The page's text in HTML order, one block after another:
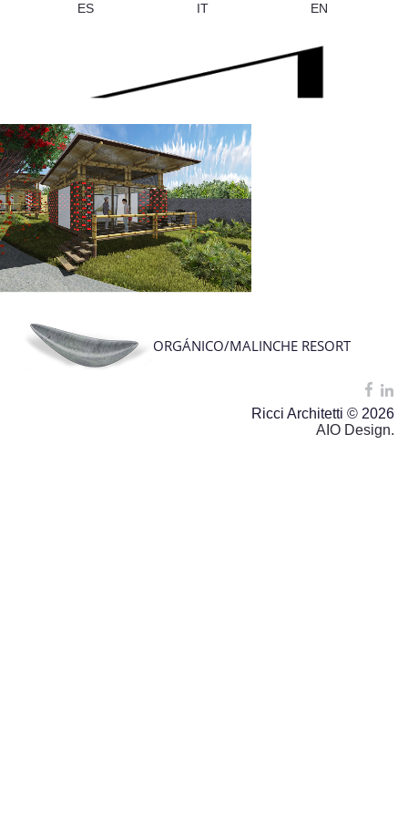
ES IT EN
ORGÁNICO/MALINCHE RESORT
Ricci Architetti © 2026
AIO Design.